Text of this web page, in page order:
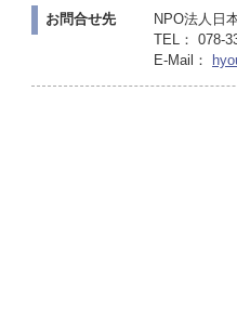
お問合せ先
NPO法人日
TEL： 078-
E-Mail：